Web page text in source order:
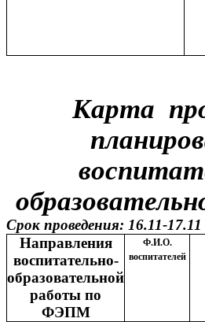
Карта
Срок проведения: 16.11-17.11
Направления
воспитательно-
образовательной
работы по
ФЭПМ
Ф.И.О.
воспитателей